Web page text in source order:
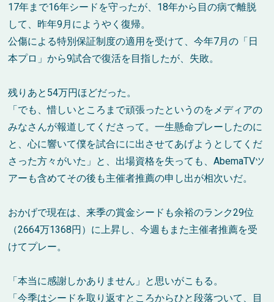
17年まで16年シードを守ったが、 18年から目の病で離脱
して、昨年9月にようやく復帰。
公傷による特別保証制度の適用を受けて、今年7月の「日
本プロ」から9試合で復活を目指したが、失敗。
残りあと 54万円ほどだった。
「でも、惜しいところまで頑張ったというのをメディアの
みなさんが報道してくださって。一生懸命プレーしたのに
と、心に響いて僕を試合にに出させてあげようとしてくだ
さった方々がいた」と、出場資格を失っても、AbemaTVツ
アーも含めてその後も主催者推薦の申し出が相次いだ。
おかげで現在は、来季の賞金シードも余裕のランク29位
（2664万1368円）に上昇し、今週もまた主催者推薦を受
けてプレー。
「本当に感謝しかありません」と思いがこもる。
「今季はシードを取り返すところからひと段落ついて、目